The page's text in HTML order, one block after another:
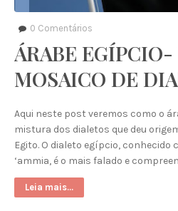
0 Comentários
ÁRABE
MOSAICO DE
Aqui neste post veremos como o
mistura dos dialetos que deu
Egito. O dialeto egípcio, conhecido
‘ammia, é o mais falado e
Leia mais...